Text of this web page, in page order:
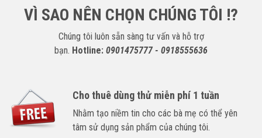
VÌ SAO NÊN CHỌN CHÚNG TÔI !?
Chúng tôi luôn sẵn sàng tư vấn và hỗ trợ
bạn. Hotline: 0901475777 - 0918555636
Cho thuê dùng thử miễn phí 1 tuần
Nhằm tạo niềm tin cho các bà mẹ có thể yên
tâm sử dụng sản phẩm của chúng tôi.